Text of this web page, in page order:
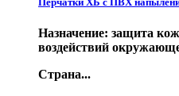
Назначение: защита
воздействий
Страна...